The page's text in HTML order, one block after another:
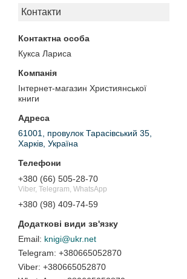
Контакти
Кукса Лариса
Інтернет-магазин Християнської
книги
61001, провулок Тарасівський 35,
Харків, Україна
+380 (66) 505-28-70
Viber, Telegram, WhatsApp
+380 (98) 409-74-59
knigi@ukr.net
+380665052870
+380665052870